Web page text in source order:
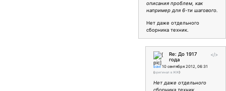
описания проблем, как
например для 6-ти шагового.
Нет даже отдельного
сборника техник.
</>
Re: До 1917
года
bavi 10 сентября 2012, 06:31
(оригинал в ЖЖ)
Нет даже отдельного
сборника техник.